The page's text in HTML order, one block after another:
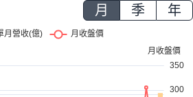
月 季 年